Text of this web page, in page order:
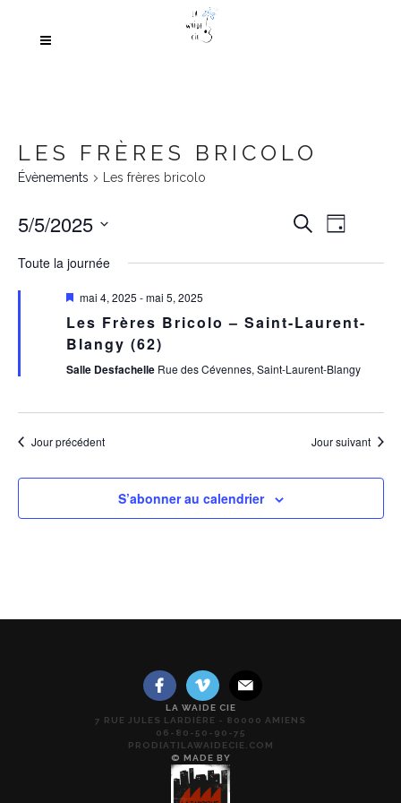
LES FRÈRES BRICOLO
Évènements Les frères bricolo
ET
DE
VUES
Recherche
Jour
5/5/2025
une
date.
Toute la journée
Mis
avant
mai 4, 2025 -mai 5, 2025
Les Frères Bricolo – Saint-Laurent-
Blangy (62)
Salle Desfachelle Rue des Cévennes, Saint-Laurent-Blangy
Jour précédent Jour suivant
S’abonner au calendrier
LA WAIDE CIE
7 RUE JULES LARDIÈRE - 80000 AMIENS
06-80-50-90-75
PROD[AT]LAWAIDECIE.COM
© MADE BY